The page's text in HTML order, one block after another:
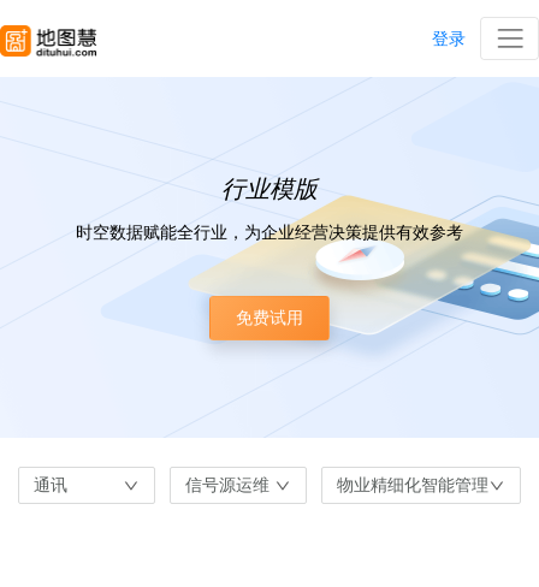
登录
行业模版
时空数据赋能全行业，为企业经营决策提供有效参考
免费试用
通讯 信号源运维 物业精细化智能管理